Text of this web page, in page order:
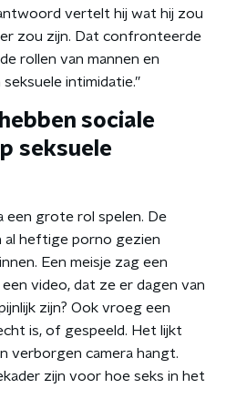
vertelt hij wat hij zou
zou zijn. Dat confronteerde
rollen van mannen en
intimidatie.”
sociale
seksuele
een grote rol spelen. De
al heftige porno gezien
Een meisje zag een
video, dat ze er dagen van
zijn? Ook vroeg een
is, of gespeeld. Het lijkt
verborgen camera hangt.
zijn voor hoe seks in het